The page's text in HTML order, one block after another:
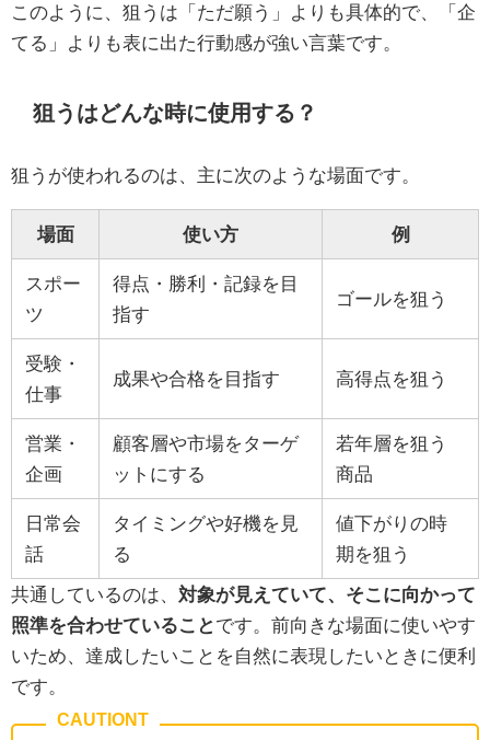
このように、狙うは「ただ願う」よりも具体的で、「企
てる」よりも表に出た行動感が強い言葉です。
狙うはどんな時に使用する？
狙うが使われるのは、主に次のような場面です。
場面 使い方 例
スポー
ツ
得点・勝利・記録を目
指す
ゴールを狙う
受験・
仕事
成果や合格を目指す 高得点を狙う
営業・
企画
顧客層や市場をターゲ
ットにする
若年層を狙う
商品
日常会
話
タイミングや好機を見
る
値下がりの時
期を狙う
共通しているのは、 対象が見えていて、そこに向かって
照準を合わせていること です。前向きな場面に使いやす
いため、達成したいことを自然に表現したいときに便利
です。